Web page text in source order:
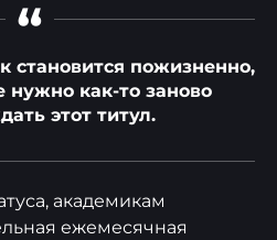
“
становится пожизненно,
нужно как-то заново
этот титул.
академикам
ежемесячная